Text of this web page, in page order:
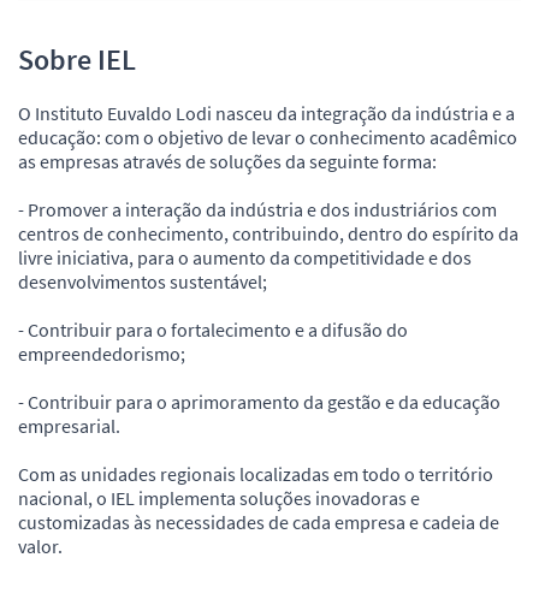
Sobre IEL
O Instituto Euvaldo Lodi nasceu da integração da indústria e a
educação: com o objetivo de levar o conhecimento acadêmico
as empresas através de soluções da seguinte forma:
- Promover a interação da indústria e dos industriários com
centros de conhecimento, contribuindo, dentro do espírito da
livre iniciativa, para o aumento da competitividade e dos
desenvolvimentos sustentável;
- Contribuir para o fortalecimento e a difusão do
empreendedorismo;
- Contribuir para o aprimoramento da gestão e da educação
empresarial.
Com as unidades regionais localizadas em todo o território
nacional, o IEL implementa soluções inovadoras e
customizadas às necessidades de cada empresa e cadeia de
valor.